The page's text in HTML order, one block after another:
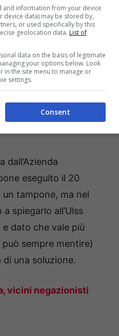
eseguito il 20
tampone, ma nel
spiegarlo all’Ulss
dato che vale più
sempre mentire)
una soluzione.
vicini negazionisti
and information from your device
device data) may be stored by,
or used specifically by this
geolocation data. List of
data on the basis of legitimate
your options below. Look
in the site menu to manage or
settings.
Consent